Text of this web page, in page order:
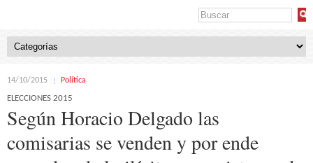
14/10/2015 Política
ELECCIONES 2015
Según Horacio Delgado las
comisarias se venden y por ende